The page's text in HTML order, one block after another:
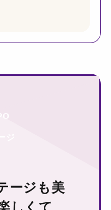
ージも美